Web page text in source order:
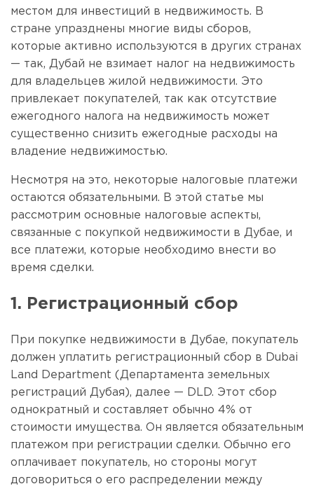
местом для инвестиций в недвижимость. В
стране упразднены многие виды сборов,
которые активно используются в других странах
— так, Дубай не взимает налог на недвижимость
для владельцев жилой недвижимости. Это
привлекает покупателей, так как отсутствие
ежегодного налога на недвижимость может
существенно снизить ежегодные расходы на
владение недвижимостью.
Несмотря на это, некоторые налоговые платежи
остаются обязательными. В этой статье мы
рассмотрим основные налоговые аспекты,
связанные с покупкой недвижимости в Дубае, и
все платежи, которые необходимо внести во
время сделки.
1. Регистрационный сбор
При покупке недвижимости в Дубае, покупатель
должен уплатить регистрационный сбор в Dubai
Land Department (Департамента земельных
регистраций Дубая), далее — DLD. Этот сбор
однократный и составляет обычно 4% от
стоимости имущества. Он является обязательным
платежом при регистрации сделки. Обычно его
оплачивает покупатель, но стороны могут
договориться о его распределении между